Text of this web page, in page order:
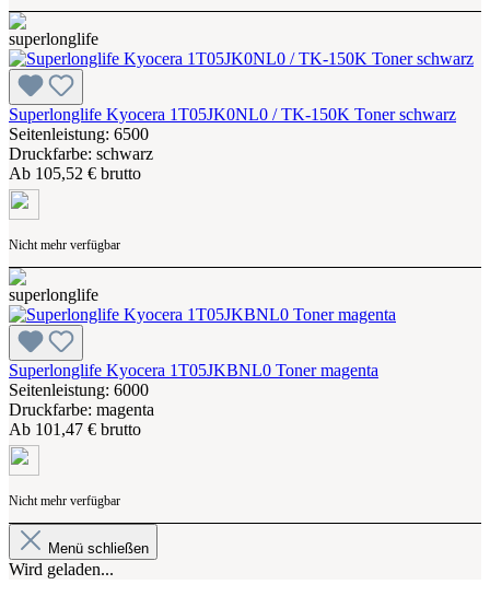
Superlonglife Kyocera 1T05JK0NL0 / TK-150K Toner schwarz
Seitenleistung: 6500
Druckfarbe: schwarz
Ab 105,52 € brutto
Nicht mehr verfügbar
Superlonglife Kyocera 1T05JKBNL0 Toner magenta
Seitenleistung: 6000
Druckfarbe: magenta
Ab 101,47 € brutto
Nicht mehr verfügbar
Menü schließen
Wird geladen...